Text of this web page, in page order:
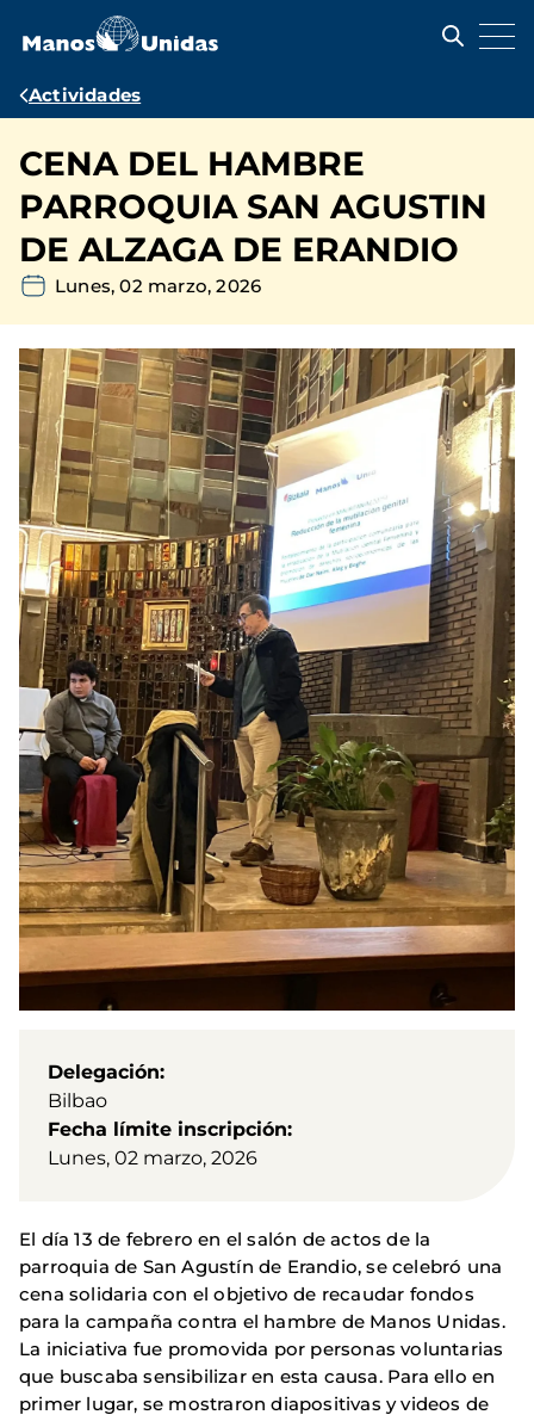
contenido
Ruta
navegación
Actividades
CENA DEL HAMBRE
PARROQUIA SAN AGUSTIN
DE ALZAGA DE ERANDIO
Lunes, 02 marzo, 2026
Delegación
Bilbao
Fecha límite inscripción
Lunes, 02 marzo, 2026
El día 13 de febrero en el salón de actos de la
parroquia de San Agustín de Erandio, se celebró una
cena solidaria con el objetivo de recaudar fondos
para la campaña contra el hambre de Manos Unidas.
La iniciativa fue promovida por personas voluntarias
que buscaba sensibilizar en esta causa. Para ello en
primer lugar, se mostraron diapositivas y videos de